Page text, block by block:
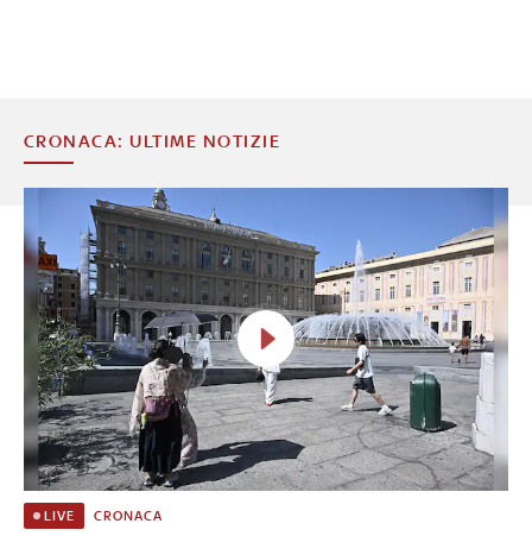
CRONACA: ULTIME NOTIZIE
LIVE CRONACA